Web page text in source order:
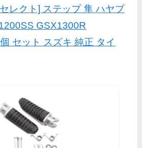
レクト] ステップ 隼 ハヤブ
GSX1300R
セット スズキ 純正 タイ